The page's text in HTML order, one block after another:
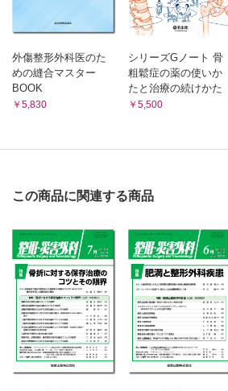
外傷整形外科医のた
めの縫合マスター
BOOK
￥5,830
シリーズGノート 骨
粗鬆症の薬の使いか
たと治療の続けかた
￥5,500
この商品に関連する商品